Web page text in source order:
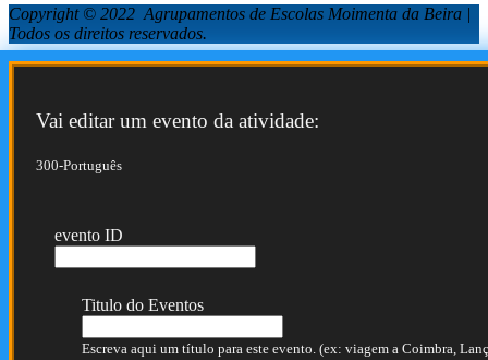
Copyright © 2022 Agrupamentos de Escolas Moimenta da Beira |
Todos os direitos reservados.
Vai editar um evento da atividade:
300-Português
evento ID
Titulo do Eventos
Escreva aqui um título para este evento. (ex: viagem a Coimbra,